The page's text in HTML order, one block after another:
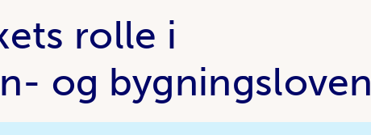
rolle i
og bygningsloven